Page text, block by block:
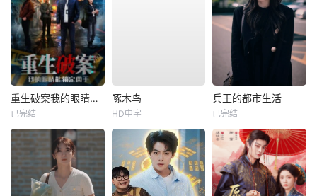
重生破案我的眼睛能锁定凶手
已完结
啄木鸟
HD中字
兵王的都市生活
已完结